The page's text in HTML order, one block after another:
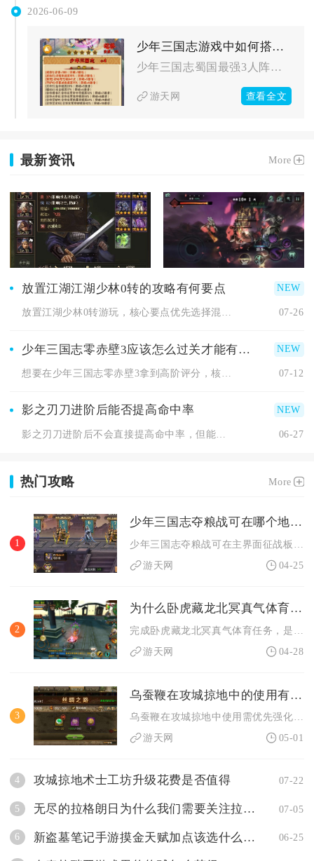
2026-06-09
少年三国志游戏中如何搭配蜀国的3个角色组成最强阵容
少年三国志蜀国最强3人阵容为刘备+关羽+张飞，桃园结义羁绊联...
游天网 查看全文
最新资讯 More
放置江湖江湖少林0转的攻略有何要点
07-26
少年三国志零赤壁3应该怎么过关才能有好成绩
07-12
影之刃刀进阶后能否提高命中率
06-27
热门攻略 More
1
少年三国志夺粮战可在哪个地方举办
少年三国志夺粮战可在主界面征战板块内的竞技场场景中举办，同时...
游天网
04-25
2
为什么卧虎藏龙北冥真气体育任务如此重要
完成卧虎藏龙北冥真气体育任务，是解锁核心内功增益、提升武学输...
游天网
04-28
3
乌蚕鞭在攻城掠地中的使用有哪些要注意的地方
乌蚕鞭在攻城掠地中使用需优先强化等级、合理搭配宝石、适配地形...
游天网
05-01
4 攻城掠地术士工坊升级花费是否值得 07-22
5 无尽的拉格朗日为什么我们需要关注拉格朗日暴风加点 07-05
6 新盗墓笔记手游摸金天赋加点该选什么属性 06-25